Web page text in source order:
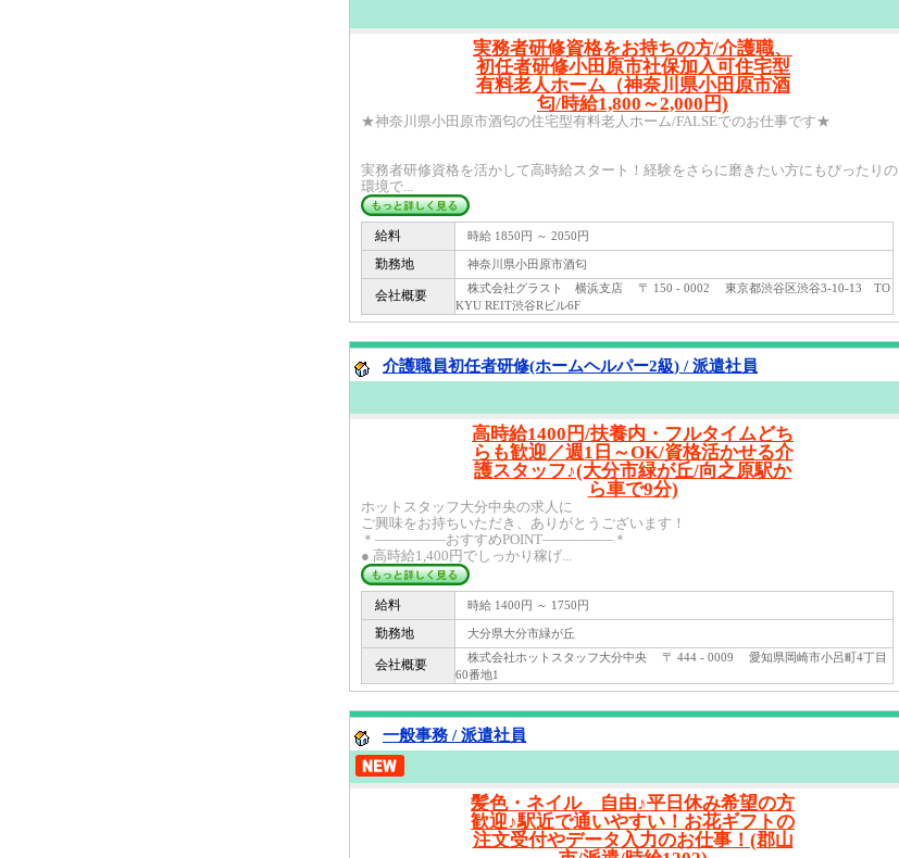
実務者研修資格をお持ちの方/介護職、
初任者研修小田原市社保加入可住宅型
有料老人ホーム（神奈川県小田原市酒
匂/時給1,800～2,000円)
★神奈川県小田原市酒匂の住宅型有料老人ホーム/FALSEでのお仕事です★
実務者研修資格を活かして高時給スタート！経験をさらに磨きたい方にもぴったりの
環境で...
給料 時給 1850円 ～ 2050円
勤務地 神奈川県小田原市酒匂
会社概要
株式会社グラスト 横浜支店 〒 150 - 0002 東京都渋谷区渋谷3-10-13 TO
KYU REIT渋谷Rビル6F
介護職員初任者研修(ホームヘルパー2級) / 派遣社員
高時給1400円/扶養内・フルタイムどち
らも歓迎／週1日～OK/資格活かせる介
護スタッフ♪(大分市緑が丘/向之原駅か
ら車で9分)
ホットスタッフ大分中央の求人に
ご興味をお持ちいただき、ありがとうございます！
＊―――――おすすめPOINT―――――＊
● 高時給1,400円でしっかり稼げ...
給料 時給 1400円 ～ 1750円
勤務地 大分県大分市緑が丘
会社概要
株式会社ホットスタッフ大分中央 〒 444 - 0009 愛知県岡崎市小呂町4丁目
60番地1
一般事務 / 派遣社員
髪色・ネイル 自由♪平日休み希望の方
歓迎♪駅近で通いやすい！お花ギフトの
注文受付やデータ入力のお仕事！(郡山